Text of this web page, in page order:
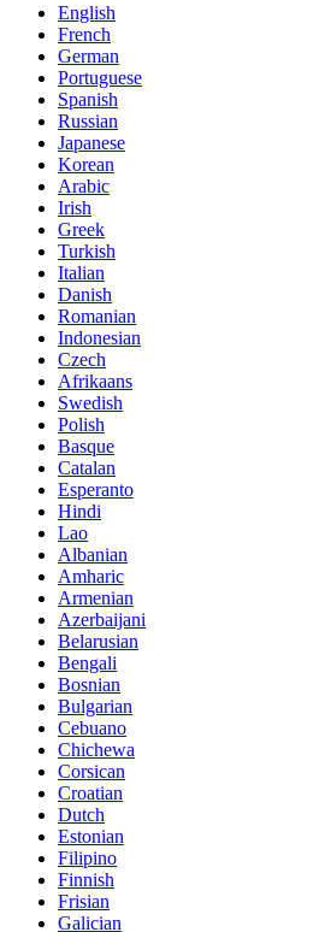
English
French
German
Portuguese
Spanish
Russian
Japanese
Korean
Arabic
Irish
Greek
Turkish
Italian
Danish
Romanian
Indonesian
Czech
Afrikaans
Swedish
Polish
Basque
Catalan
Esperanto
Hindi
Lao
Albanian
Amharic
Armenian
Azerbaijani
Belarusian
Bengali
Bosnian
Bulgarian
Cebuano
Chichewa
Corsican
Croatian
Dutch
Estonian
Filipino
Finnish
Frisian
Galician